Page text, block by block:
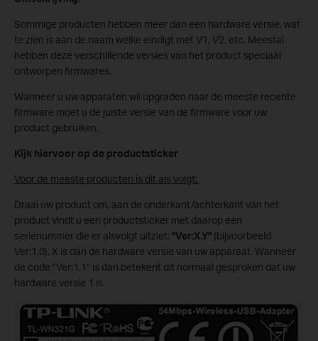
Sommige producten hebben meer dan een hardware versie, wat
te zien is aan de naam welke eindigt met V1, V2, etc. Meestal
hebben deze verschillende versies van het product speciaal
ontworpen firmwares.
Wanneer u uw apparaten wil upgraden naar de meeste recente
firmware moet u de juiste versie van de firmware voor uw
product gebruiken.
Kijk hiervoor op de productsticker
Voor de meeste producten is dit als volgt:
Draai uw product om, aan de onderkant/achterkant van het
product vindt u een productsticker met daarop een
serienummer die er alsvolgt uitziet: "Ver:X.Y" (bijvoorbeeld
Ver:1.0). X is dan de hardware versie van uw apparaat. Wanneer
de code "Ver:1.1" is dan betekent dit normaal gesproken dat uw
hardware versie 1 is.